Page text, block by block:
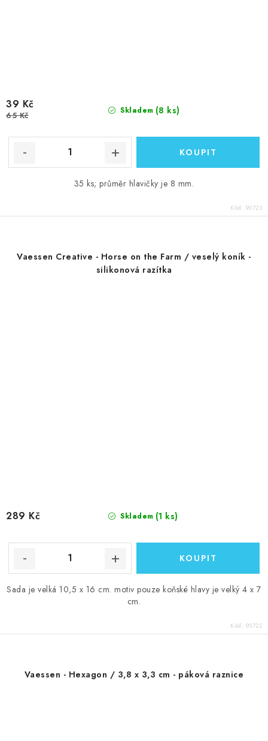
Skladem (8 ks)
39 Kč
65 Kč
35 ks; průměr hlavičky je 8 mm.
Kód: 90723
Vaessen Creative - Horse on the Farm / veselý koník -
silikonová razítka
Skladem (1 ks)
289 Kč
Sada je velká 10,5 x 16 cm. motiv pouze koňské hlavy je velký 4 x 7
cm.
Kód: 90722
Vaessen - Hexagon / 3,8 x 3,3 cm - páková raznice